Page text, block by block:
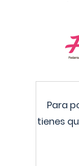
Para
tienes